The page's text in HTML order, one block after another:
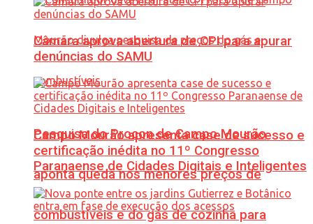
Pesquisa do Procon de Campo Mourão
aponta queda nos menores preços de
combustíveis e do gás de cozinha para
Câmara aprova abertura de CPI para apurar
denúncias do SAMU
Campo Mourão apresenta case de sucesso e
certificação inédita no 11º Congresso
Paranaense de Cidades Digitais e Inteligentes